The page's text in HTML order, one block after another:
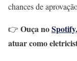
chances de
👉 Ouça noSpotify,
atuar como